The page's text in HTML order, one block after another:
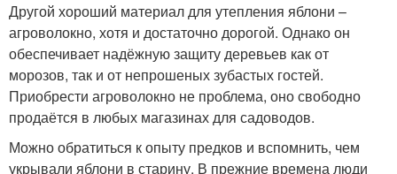
Другой хороший материал для утепления яблони –
агроволокно, хотя и достаточно дорогой. Однако он
обеспечивает надёжную защиту деревьев как от
морозов, так и от непрошеных зубастых гостей.
Приобрести агроволокно не проблема, оно свободно
продаётся в любых магазинах для садоводов.
Можно обратиться к опыту предков и вспомнить, чем
укрывали яблони в старину. В прежние времена люди